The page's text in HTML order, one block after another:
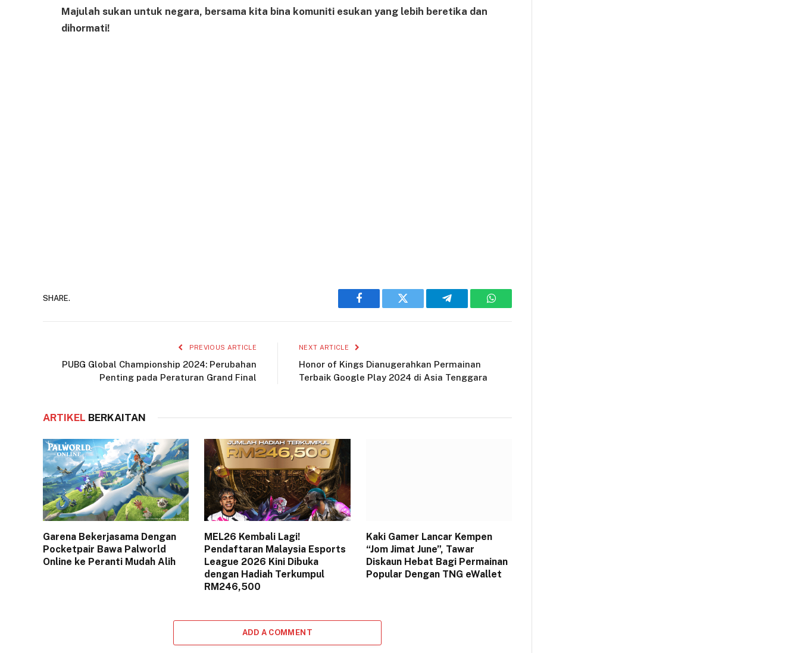
Majulah sukan untuk negara, bersama kita bina komuniti esukan yang lebih beretika dan
dihormati!
SHARE.
Facebook Twitter Telegram WhatsApp
PREVIOUS ARTICLE
PUBG Global Championship 2024: Perubahan
Penting pada Peraturan Grand Final
NEXT ARTICLE
Honor of Kings Dianugerahkan Permainan
Terbaik Google Play 2024 di Asia Tenggara
ARTIKEL BERKAITAN
Garena Bekerjasama Dengan
Pocketpair Bawa Palworld
Online ke Peranti Mudah Alih
MEL26 Kembali Lagi!
Pendaftaran Malaysia Esports
League 2026 Kini Dibuka
dengan Hadiah Terkumpul
RM246,500
Kaki Gamer Lancar Kempen
“Jom Jimat June”, Tawar
Diskaun Hebat Bagi Permainan
Popular Dengan TNG eWallet
ADD A COMMENT